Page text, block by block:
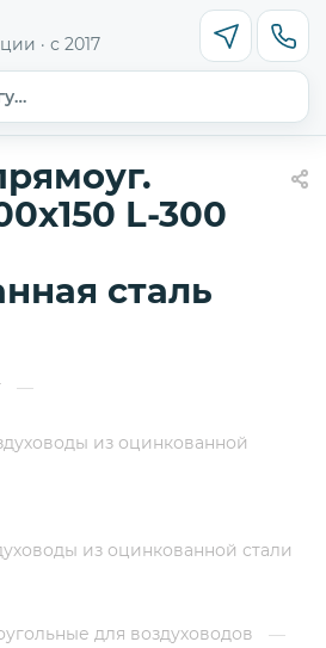
· с 2017
L-300
сталь
—
из оцинкованной
из оцинкованной стали
для воздуховодов
—